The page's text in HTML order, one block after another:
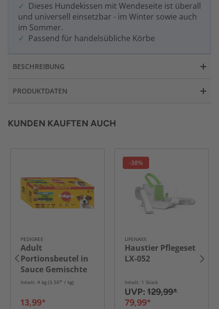
Dieses Hundekissen mit Wendeseite ist überall
und universell einsetzbar - im Winter sowie auch
im Sommer.
Passend für handelsübliche Körbe
BESCHREIBUNG
PRODUKTDATEN
KUNDEN KAUFTEN AUCH
PEDIGREE
Adult
Portionsbeutel in
Sauce Gemischte
Selektion mit 4
100g
Inhalt: 4 kg (3,50* / kg)
13,99*
-38%
LIFENAXX
Haustier Pflegeset
LX-052
Inhalt: 1 Stück
UVP: 129,99*
79,99*